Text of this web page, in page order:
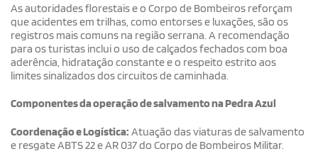
As autoridades florestais e o Corpo de Bombeiros reforçam
que acidentes em trilhas, como entorses e luxações, são os
registros mais comuns na região serrana. A recomendação
para os turistas inclui o uso de calçados fechados com boa
aderência, hidratação constante e o respeito estrito aos
limites sinalizados dos circuitos de caminhada.
Componentes da operação de salvamento na Pedra Azul
Coordenação e Logística: Atuação das viaturas de salvamento
e resgate ABTS 22 e AR 037 do Corpo de Bombeiros Militar.